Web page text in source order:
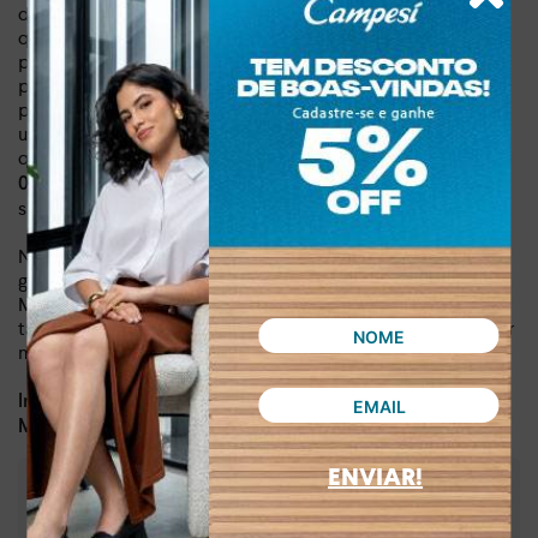
ENVIAR!
de vida, garantindo o máximo de conforto e elegância em
qualquer situação. Seu design minimalista e refinado
permite infinitas combinações, seja com um jeans casual
para um passeio no fim de semana ou com um vestido leve
para um encontro especial. Adquirir a Sandália Mississipi é
um investimento em seu bem-estar, pois ela combina a alta
qualidade do material sintético coma leveza de apenas
0,593 kg
, fazendo com que você esqueça que está usando
salto.
Não perca a oportunidade de adicionar um toque de
glamour à sua coleção de calçados. Com a Sandália
Mississipi, você não só compra um par de sapatos, mas
também a certeza de que estará sempre na moda, sem abrir
mão do bem-estar.
Indicado para: Dia a dia, lazer
Material: Sintético
Altura do salto 3,50 cm